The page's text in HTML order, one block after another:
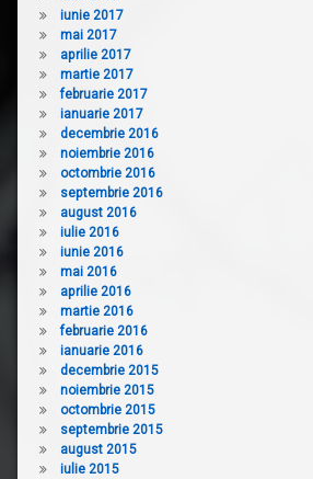
iunie 2017
mai 2017
aprilie 2017
martie 2017
februarie 2017
ianuarie 2017
decembrie 2016
noiembrie 2016
octombrie 2016
septembrie 2016
august 2016
iulie 2016
iunie 2016
mai 2016
aprilie 2016
martie 2016
februarie 2016
ianuarie 2016
decembrie 2015
noiembrie 2015
octombrie 2015
septembrie 2015
august 2015
iulie 2015